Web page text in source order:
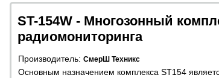
ST-154W - Многозонный
радиомониторинга
Производитель: СмерШ Техникс
Основным назначением комплекса ST154